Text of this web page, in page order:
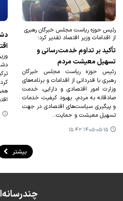
رئیس حوزه ریاست مجلس خبرگان رهبری
از اقدامات وزیر اقتصاد تقدیر کرد؛
تأکید بر تداوم خدمت‌رسانی و
تسهیل معیشت مردم
رئیس حوزه ریاست مجلس خبرگان
رهبری با قدردانی از اقدامات و برنامه‌های
وزارت امور اقتصادی و دارایی، خدمت
صادقانه به مردم، بهبود کیفیت خدمات
و پیگیری سیاست‌های اقتصادی در جهت
تسهیل معیشت و حمایت…
۱۴۰۵-۰۵-۱۵ ۱۵:۴۲
بیشتر